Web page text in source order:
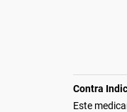
Contra
Este